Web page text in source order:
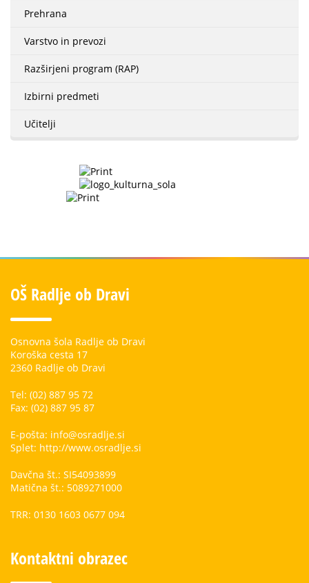
Prehrana
Varstvo in prevozi
Razširjeni program (RAP)
Izbirni predmeti
Učitelji
OŠ Radlje ob Dravi
Osnovna šola Radlje ob Dravi
Koroška cesta 17
2360 Radlje ob Dravi
Tel: (02) 887 95 72
Fax: (02) 887 95 87
E-pošta: info@osradlje.si
Splet: http://www.osradlje.si
Davčna št.: SI54093899
Matična št.: 5089271000
TRR: 0130 1603 0677 094
Kontaktni obrazec